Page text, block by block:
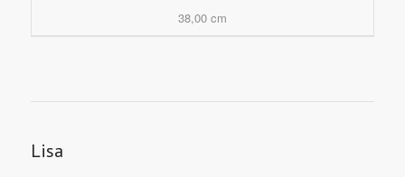
38,00 cm
Lisa